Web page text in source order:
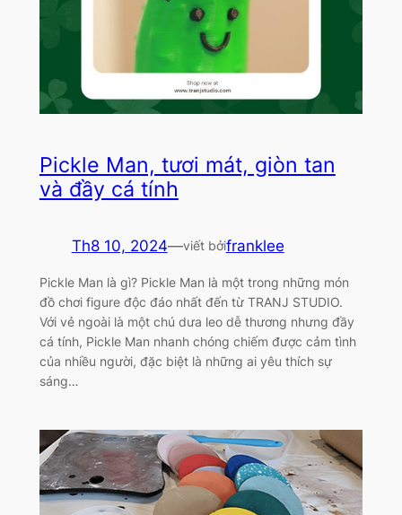
Pickle Man, tươi mát, giòn tan
và đầy cá tính
Th8 10, 2024—viết bởifranklee
Pickle Man là gì? Pickle Man là một trong những món
đồ chơi figure độc đáo nhất đến từ TRANJ STUDIO.
Với vẻ ngoài là một chú dưa leo dễ thương nhưng đầy
cá tính, Pickle Man nhanh chóng chiếm được cảm tình
của nhiều người, đặc biệt là những ai yêu thích sự
sáng…